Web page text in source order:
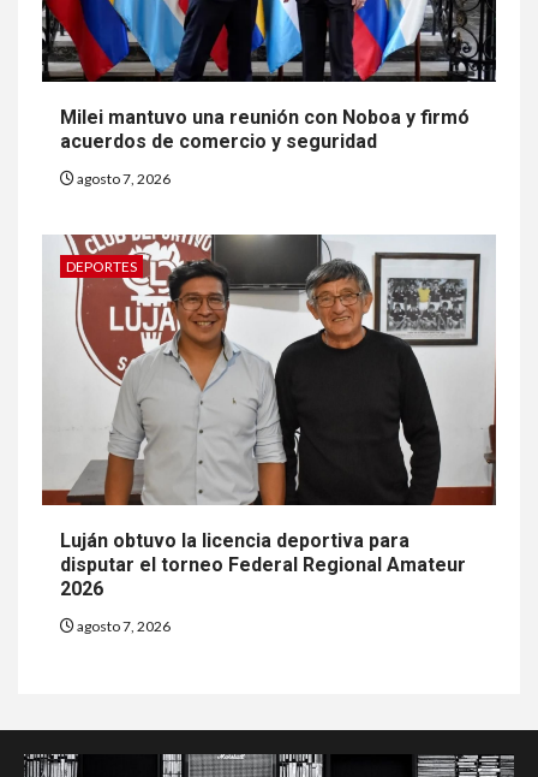
Milei mantuvo una reunión con Noboa y firmó
acuerdos de comercio y seguridad
agosto 7, 2026
DEPORTES
Luján obtuvo la licencia deportiva para
disputar el torneo Federal Regional Amateur
2026
agosto 7, 2026